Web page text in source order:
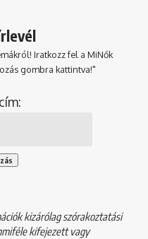
Iratkozz fel a MiNők
gombra kattintva!"
kizárólag szórakoztatási
kifejezett vagy